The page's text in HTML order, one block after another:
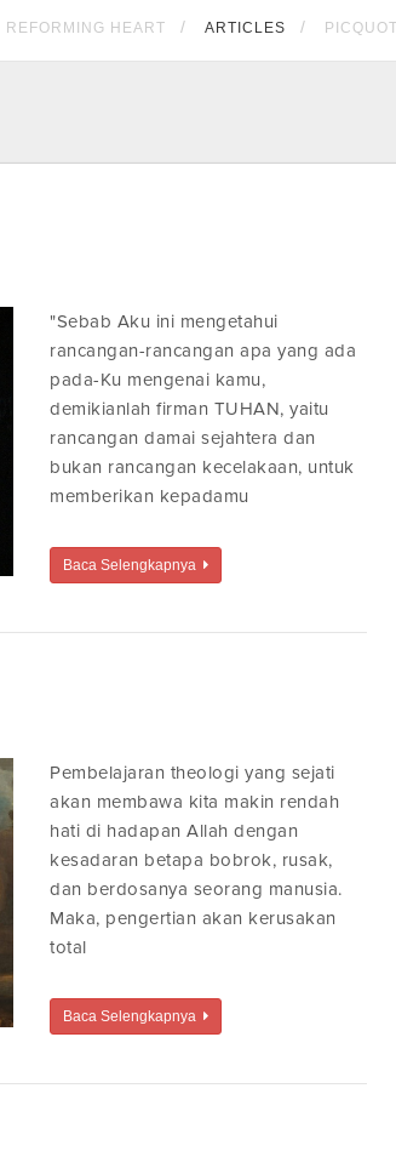
REFORMING HEART ARTICLES
"Sebab Aku ini mengetahui
rancangan-rancangan apa yang ada
pada-Ku mengenai kamu,
demikianlah firman TUHAN, yaitu
rancangan damai sejahtera dan
bukan rancangan kecelakaan, untuk
memberikan kepadamu
Baca Selengkapnya
Pembelajaran theologi yang sejati
akan membawa kita makin rendah
hati di hadapan Allah dengan
kesadaran betapa bobrok, rusak,
dan berdosanya seorang manusia.
Maka, pengertian akan kerusakan
total
Baca Selengkapnya